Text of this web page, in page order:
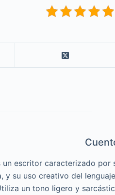
un escritor caracterizado
y su uso creativo del
un tono ligero y